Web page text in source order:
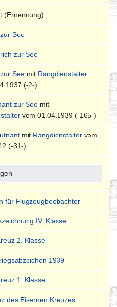
(Ernennung)
See
zur See
See mit Rangdienstalter
(-2-)
zur See mit
vom 01.04.1939 (-165-)
mit Rangdienstalter vom
(-31-)
für Flugzeugbeobachter
IV. Klasse
2. Klasse
1939
1. Klasse
des Eisernen Kreuzes